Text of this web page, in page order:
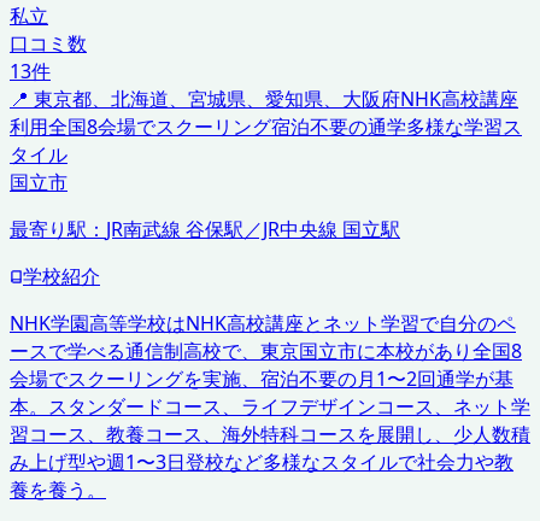
私立
口コミ数
13件
📍 東京都、北海道、宮城県、愛知県、大阪府NHK高校講座
利用全国8会場でスクーリング宿泊不要の通学多様な学習ス
タイル
国立市
最寄り駅： JR南武線 谷保駅／JR中央線 国立駅
学校紹介
NHK学園高等学校はNHK高校講座とネット学習で自分のペ
ースで学べる通信制高校で、東京国立市に本校があり全国8
会場でスクーリングを実施、宿泊不要の月1〜2回通学が基
本。スタンダードコース、ライフデザインコース、ネット学
習コース、教養コース、海外特科コースを展開し、少人数積
み上げ型や週1〜3日登校など多様なスタイルで社会力や教
養を養う。